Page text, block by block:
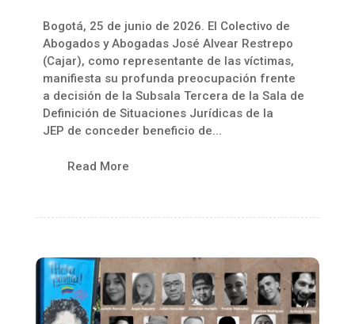
Bogotá, 25 de junio de 2026. El Colectivo de
Abogados y Abogadas José Alvear Restrepo
(Cajar), como representante de las víctimas,
manifiesta su profunda preocupación frente
a decisión de la Subsala Tercera de la Sala de
Definición de Situaciones Jurídicas de la
JEP de conceder beneficio de...
Read More